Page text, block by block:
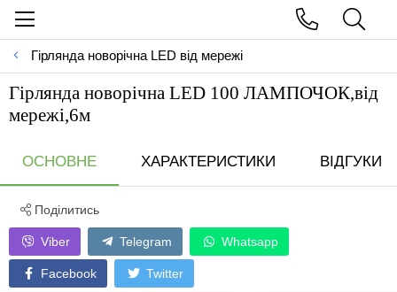
Гірлянда новорічна LED вiд мережi
Гірлянда новорічна LED 100 ЛАМПОЧОК,вiд
мережi,6м
ОСНОВНЕ ХАРАКТЕРИСТИКИ ВІДГУКИ
Поділитись
Viber Telegram Whatsapp
Facebook Twitter